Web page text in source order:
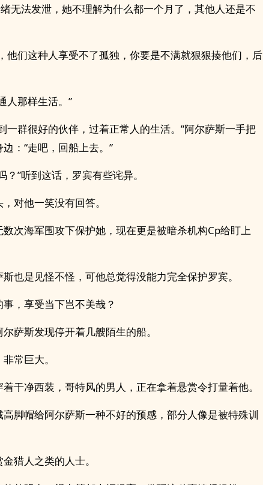
无法发泄，她不理解为什么都一个月了，其他人还是不
他们这种人享受不了孤独，你要是不满就狠狠揍他们，后
人那样生活。”
一群很好的伙伴，过着正常人的生活。”阿尔萨斯一手把
：“走吧，回船上去。”
？”听到这话，罗宾有些诧异。
对他一笑没有回答。
次海军围攻下保护她，现在更是被暗杀机构Cp给盯上
也是见怪不怪，可他总觉得没能力完全保护罗宾。
，享受当下岂不美哉？
萨斯发现停开着几艘陌生的船。
常巨大。
干净西装，哥特风的男人，正在拿着悬赏令打量着他。
脚帽给阿尔萨斯一种不好的预感，部分人像是被特殊训
猎人之类的人士。